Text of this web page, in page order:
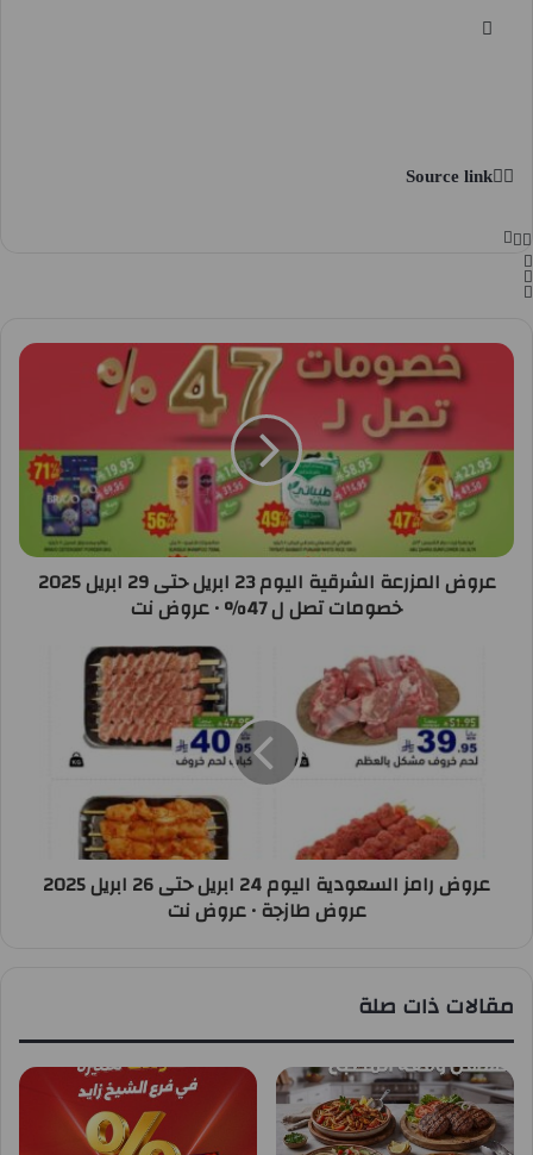
Source link
عروض المزرعة الشرقية اليوم 23 ابريل حتى 29 ابريل 2025
خصومات تصل ل 47% • عروض نت
عروض رامز السعودية اليوم 24 ابريل حتى 26 ابريل 2025
عروض طازجة • عروض نت
مقالات ذات صلة